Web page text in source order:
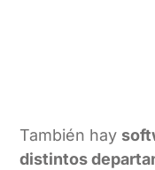
También hay
distintos